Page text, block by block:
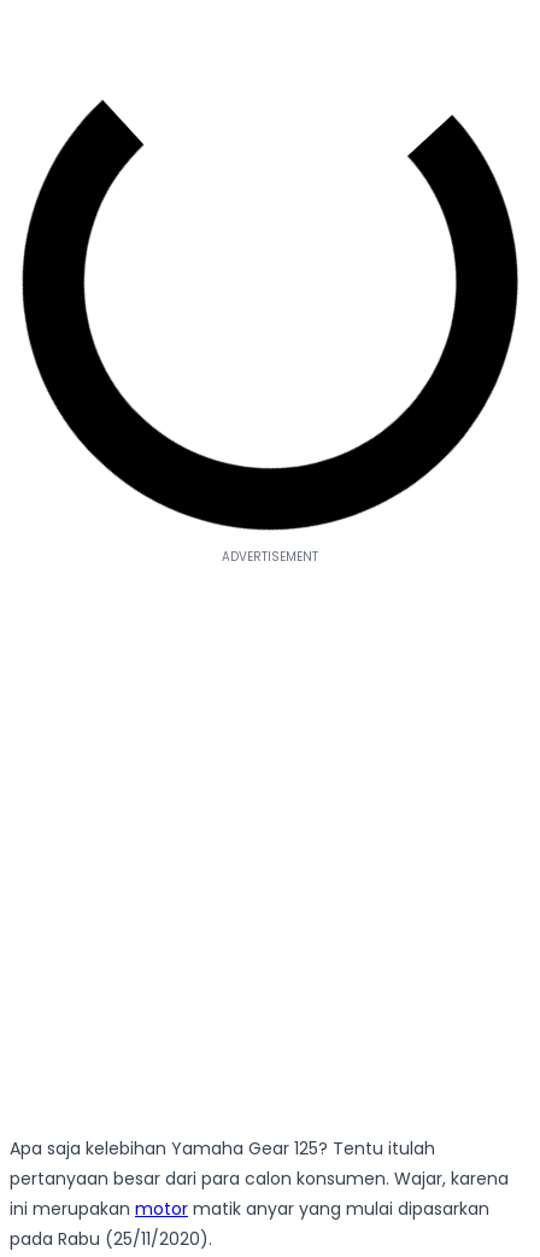
Apa saja kelebihan Yamaha Gear 125? Tentu itulah
pertanyaan besar dari para calon konsumen. Wajar, karena
ini merupakan motor matik anyar yang mulai dipasarkan
pada Rabu (25/11/2020).